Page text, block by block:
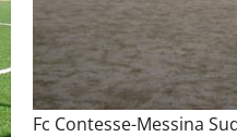
Fc Contesse-Messina